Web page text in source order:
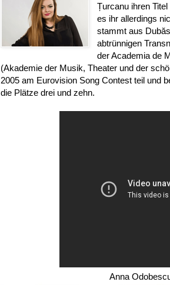
Țurcanu ihren
es ihr allerdings
stammt aus
abtrünnigen
der Academia de
(Akademie der Musik, Theater und der
2005 am Eurovision Song Contest teil und
die Plätze drei und zehn.
Anna